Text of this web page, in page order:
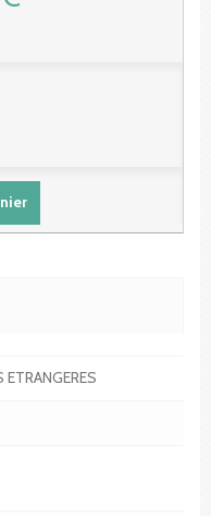
ETRANGERES